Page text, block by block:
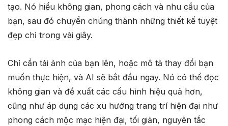
tạo. Nó hiểu không gian, phong cách và nhu cầu của
bạn, sau đó chuyển chúng thành những thiết kế tuyệt
đẹp chỉ trong vài giây.
Chỉ cần tải ảnh của bạn lên, hoặc mô tả thay đổi bạn
muốn thực hiện, và AI sẽ bắt đầu ngay. Nó có thể đọc
không gian và đề xuất các cấu hình hiệu quả hơn,
cũng như áp dụng các xu hướng trang trí hiện đại như
phong cách mộc mạc hiện đại, tối giản, nguyên tắc